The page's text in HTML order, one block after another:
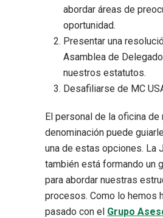
abordar áreas de
oportunidad.
Presentar una
Asamblea de
nuestros estatutos.
Desafiliarse de MC
El personal de la oficina de
denominación puede
una de estas opciones. La
también está formando un
para abordar nuestras
procesos. Como lo hemos
pasado con el Grupo